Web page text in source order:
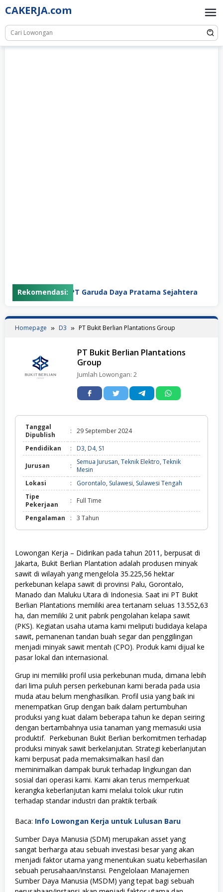
Skip
to
content
CAKERJA.com
Rekomendasi:PT Garuda Daya Pratama Sejahtera
Homepage D3 PT Bukit Berlian Plantations Group
PT Bukit Berlian Plantations
Group
Jumlah Lowongan: 2
Tanggal
Dipublish
: 29 September 2024
Pendidikan : D3, D4, S1
Jurusan : Semua Jurusan, Teknik Elektro, Teknik
Mesin
Lokasi
: Gorontalo, Sulawesi, Sulawesi Tengah
Tipe
Pekerjaan
: Full Time
Pengalaman : 3 Tahun
Lowongan Kerja – Didirikan pada tahun 2011, berpusat di
Jakarta, Bukit Berlian Plantation adalah produsen minyak
sawit di wilayah yang mengelola 35.225,56 hektar
perkebunan kelapa sawit di provinsi Palu, Gorontalo,
Manado dan Maluku Utara di Indonesia. Saat ini PT Bukit
Berlian Plantations memiliki area tertanam seluas 13.552,63
ha, dan memiliki 2 unit pabrik pengolahan kelapa sawit
(PKS). Kegiatan usaha utama kami meliputi budidaya kelapa
sawit, pemanenan tandan buah segar dan penggilingan
menjadi minyak sawit mentah (CPO). Produk kami dijual ke
pasar lokal dan internasional.
Grup ini memiliki profil usia perkebunan muda, dimana lebih
dari lima puluh persen perkebunan kami berada pada usia
muda atau belum menghasilkan. Profil usia yang baik ini
menempatkan Grup dengan baik dalam pertumbuhan
produksi yang kuat dalam beberapa tahun ke depan seiring
dengan bertambahnya usia tanaman yang memasuki usia
produktif. Perkebunan Bukit Berlian berkomitmen terhadap
produksi minyak sawit berkelanjutan. Strategi keberlanjutan
kami berpusat pada memaksimalkan hasil dan
meminimalkan dampak buruk terhadap lingkungan dan
sosial dari operasi kami. Kami akan terus memperkuat
kerangka keberlanjutan kami melalui tolok ukur rutin
terhadap standar industri dan praktik terbaik
Baca: Info Lowongan Kerja untuk Lulusan Baru
Sumber Daya Manusia (SDM) merupakan asset yang
sangat berharga atau sebuah investasi besar yang akan
menjadi faktor utama yang menentukan suatu keberhasilan
sebuah perusahaan/instansi. Pengelolaan Manajemen
Sumber Daya Manusia (MSDM) yang tepat bagi sebuah